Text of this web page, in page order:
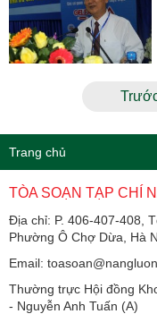
Trang chủ
TÒA SOẠN TẠP CHÍ
Địa chỉ: P. 406-407-408,
Phường Ô Chợ Dừa, Hà
Email:
Thường trực Hội đồng
​​​​​​- Nguyễn Anh Tuấn (A)